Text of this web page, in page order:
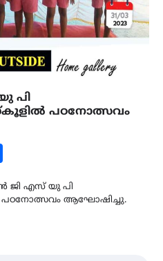
പി
പഠനോത്സവം
ജി എസ് യു പി
ആഘോഷിച്ചു.